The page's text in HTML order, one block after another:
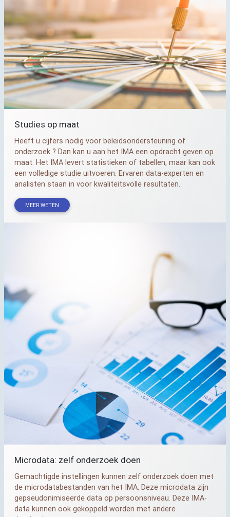
Studies op maat
Heeft u cijfers nodig voor beleidsondersteuning of
onderzoek ? Dan kan u aan het IMA een opdracht geven op
maat. Het IMA levert statistieken of tabellen, maar kan ook
een volledige studie uitvoeren. Ervaren data-experten en
analisten staan in voor kwaliteitsvolle resultaten.
MEER WETEN
Microdata: zelf onderzoek doen
Gemachtigde instellingen kunnen zelf onderzoek doen met
de microdatabestanden van het IMA. Deze microdata zijn
gepseudonimiseerde data op persoonsniveau. Deze IMA-
data kunnen ook gekoppeld worden met andere